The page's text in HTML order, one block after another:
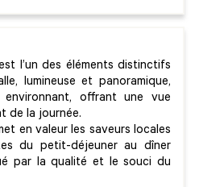
l’un des éléments distinctifs
lumineuse et panoramique,
environnant, offrant une vue
de la journée.
en valeur les saveurs locales
du petit-déjeuner au dîner
par la qualité et le souci du